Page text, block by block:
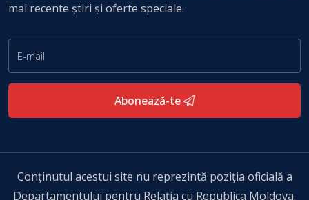
mai recente știri și oferte speciale.
Abonează-te
Conţinutul acestui site nu reprezintă poziţia oficială a
Departamentului pentru Relația cu Republica Moldova.